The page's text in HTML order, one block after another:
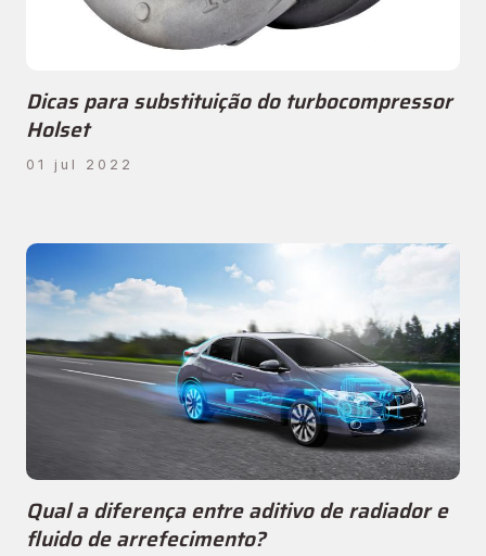
Dicas para substituição do turbocompressor
Holset
01 jul 2022
Qual a diferença entre aditivo de radiador e
fluido de arrefecimento?